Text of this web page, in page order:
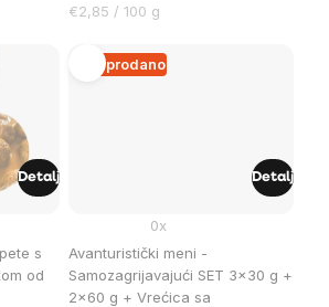
Cijena
€2,85 / 100 g
s
od
Detalj
Rasprodano
Avanturistički meni -
Samozagrijavajući SET 3x30 g +
2x60 g + Vrećica sa
0x
Detalj